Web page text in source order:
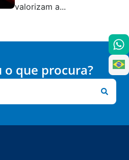
valorizam a...
que procura?